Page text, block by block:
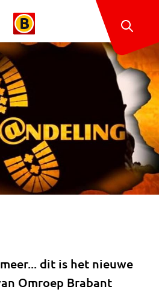
dit is het nieuwe
Omroep Brabant